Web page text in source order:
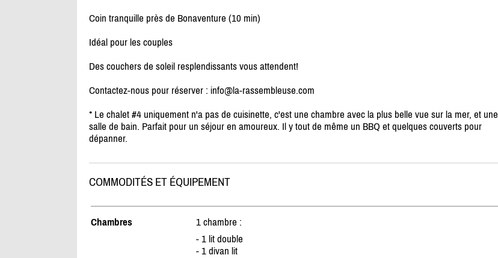
Coin tranquille près de Bonaventure (10 min)
Idéal pour les couples
Des couchers de soleil resplendissants vous attendent!
Contactez-nous pour réserver : info@la-rassembleuse.com
* Le chalet #4 uniquement n'a pas de cuisinette, c'est une chambre avec la plus belle vue sur la mer, et une
salle de bain. Parfait pour un séjour en amoureux. Il y tout de même un BBQ et quelques couverts pour
dépanner.
COMMODITÉS ET ÉQUIPEMENT
Chambres
1 chambre :
- 1 lit double
- 1 divan lit